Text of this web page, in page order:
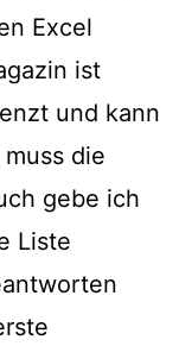
Excel
ist
und kann
die
gebe ich
Liste